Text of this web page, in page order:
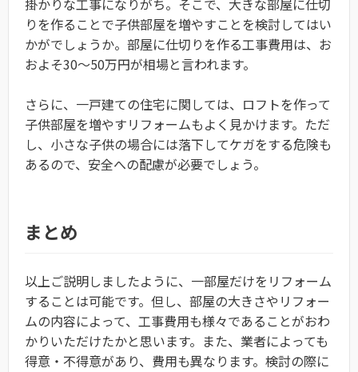
りを作ることで子供部屋を増やすことを検討してはい
かがでしょうか。部屋に仕切りを作る工事費用は、お
およそ30～50万円が相場と言われます。
さらに、一戸建ての住宅に関しては、ロフトを作って
子供部屋を増やすリフォームもよく見かけます。ただ
し、小さな子供の場合には落下してケガをする危険も
あるので、安全への配慮が必要でしょう。
まとめ
以上ご説明しましたように、一部屋だけをリフォーム
することは可能です。但し、部屋の大きさやリフォー
ムの内容によって、工事費用も様々であることがおわ
かりいただけたかと思います。また、業者によっても
得意・不得意があり、費用も異なります。検討の際に